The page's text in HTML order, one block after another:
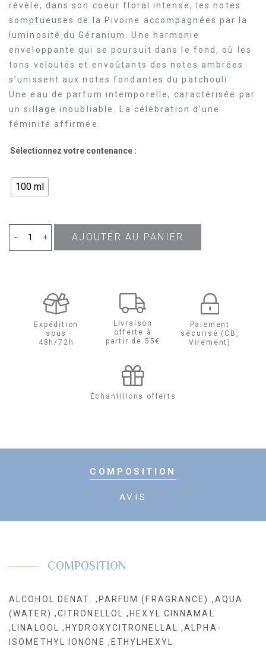
révèle, dans son coeur floral intense, les notes
somptueuses de la Pivoine accompagnées par la
luminosité du Géranium. Une harmonie
enveloppante qui se poursuit dans le fond, où les
tons veloutés et envoûtants des notes ambrées
s’unissent aux notes fondantes du patchouli.
Une eau de parfum intemporelle, caractérisée par
un sillage inoubliable. La célébration d’une
féminité affirmée.
Sélectionnez votre contenance :
100 ml
+
- quantité AJOUTER AU PANIER
Expédition
sous
48h/72h
Livraison
offerte à
partir de 55€
Paiement
sécurisé (CB,
Virement)
Échantillons offerts
COMPOSITION
AVIS
COMPOSITION
ALCOHOL DENAT. ,PARFUM (FRAGRANCE) ,AQUA
(WATER) ,CITRONELLOL ,HEXYL CINNAMAL
,LINALOOL ,HYDROXYCITRONELLAL ,ALPHA-
ISOMETHYL IONONE ,ETHYLHEXYL